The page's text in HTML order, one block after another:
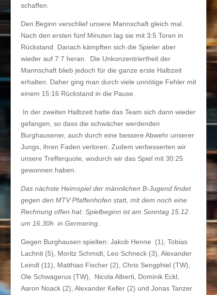
schaffen.
Den Beginn verschlief unsere Mannschaft gleich mal.
Nach den ersten fünf Minuten lag sie mit 3:5 Toren in
Rückstand. Danach kämpften sich die Spieler aber
wieder auf 7:7 heran. Die Unkonzentriertheit der
Mannschaft blieb jedoch für die ganze erste Halbzeit
erhalten. Daher ging man durch viele unnötige Fehler mit
einem 15:16 Rückstand in die Pause.
In der zweiten Halbzeit hatte das Team sich dann wieder
gefangen, so dass die schwächer werdenden
Burghausener, auch durch eine bessere Abwehr unserer
Jungs, ihren Faden verloren. Zudem verbesserten wir
unsere Trefferquote, wodurch wir das Spiel mit 30:25
gewonnen haben.
Das nächste Heimspiel der männlichen B-Jugend findet
gegen den MTV Pfaffenhofen statt, mit dem noch eine
Rechnung offen hat. Spielbeginn ist am Sonntag 15.12.
um 16.30h in Germering.
Gegen Burghausen spielten: Jakob Henne (1), Tobias
Lachnit (5), Moritz Schmidt, Leo Schneck (3), Alexander
Leindl (11), Matthias Fischer (2), Chris Sengphiel (TW),
Ole Schwagerus (TW), Nicola Alberti, Dominik Eckl,
Aaron Noack (2), Alexander Keller (2) und Jonas Tanzer